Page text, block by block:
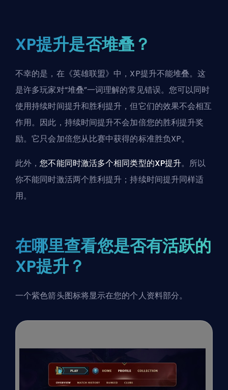
XP提升是否堆叠？
不幸的是，在《英雄联盟》中，XP提升不能堆叠。这
是许多玩家对“堆叠”一词理解的常见错误。您可以同时
使用持续时间提升和胜利提升，但它们的效果不会相互
作用。因此，持续时间提升不会加倍您的胜利提升奖
励。它只会加倍您从比赛中获得的标准胜负XP。
此外，您不能同时激活多个相同类型的XP提升。所以
你不能同时激活两个胜利提升；持续时间提升同样适
用。
在哪里查看您是否有活跃的
XP提升？
一个紫色箭头图标将显示在您的个人资料部分。